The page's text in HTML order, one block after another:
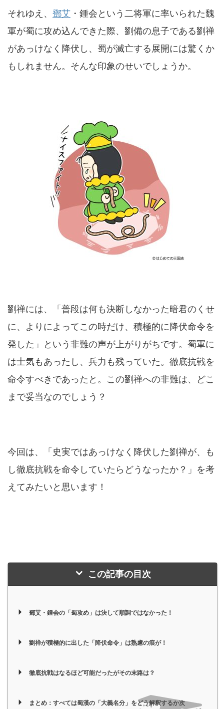
それゆえ、 鄧艾 ・鍾会という二将軍に率いられた魏
軍が蜀に攻め込んできた際、劉備の息子である劉禅
があっけなく降伏し、蜀が滅亡する展開には驚くか
もしれません。そんな印象のせいでしょうか。
劉禅には、「普段は何も決断しなかった暗君のくせ
に、よりによってこの時だけ、積極的に降伏命令を
発した」という非難の声が上がりがちです。蜀軍に
は士気もあったし、兵力も残っていた。徹底抗戦を
命令すべきであったと。この劉禅への非難は、どこ
まで妥当なのでしょう？
今回は、「史実ではあっけなく降伏した劉禅が、も
し徹底抗戦を命令していたらどうなったか？」を考
えてみたいと思います！
この記事の目次
鄧艾・鍾会の「蜀攻め」は決して順調ではなかった！
劉禅が積極的に出した「降伏命令」は熟慮の痕が！
徹底抗戦はなるほど可能だったがその末路は？
まとめ：すべては蜀漢の「大義名分」をどう解釈するか次